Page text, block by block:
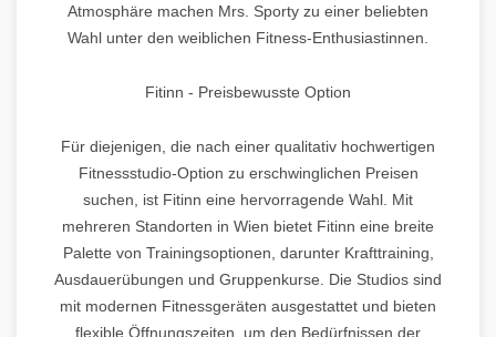
Atmosphäre machen Mrs. Sporty zu einer beliebten
Wahl unter den weiblichen Fitness-Enthusiastinnen.
Fitinn - Preisbewusste Option
Für diejenigen, die nach einer qualitativ hochwertigen
Fitnessstudio-Option zu erschwinglichen Preisen
suchen, ist Fitinn eine hervorragende Wahl. Mit
mehreren Standorten in Wien bietet Fitinn eine breite
Palette von Trainingsoptionen, darunter Krafttraining,
Ausdauerübungen und Gruppenkurse. Die Studios sind
mit modernen Fitnessgeräten ausgestattet und bieten
flexible Öffnungszeiten, um den Bedürfnissen der